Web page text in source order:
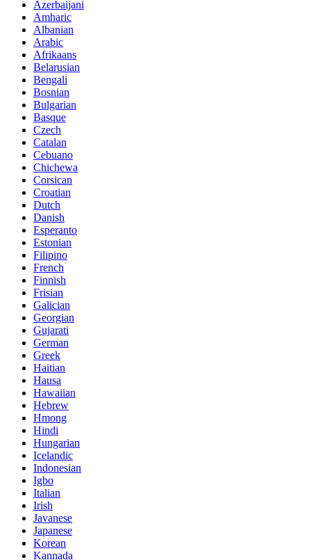
Azerbaijani
Amharic
Albanian
Arabic
Afrikaans
Belarusian
Bengali
Bosnian
Bulgarian
Basque
Czech
Catalan
Cebuano
Chichewa
Corsican
Croatian
Dutch
Danish
Esperanto
Estonian
Filipino
French
Finnish
Frisian
Galician
Georgian
Gujarati
German
Greek
Haitian
Hausa
Hawaiian
Hebrew
Hmong
Hindi
Hungarian
Icelandic
Indonesian
Igbo
Italian
Irish
Javanese
Japanese
Korean
Kannada